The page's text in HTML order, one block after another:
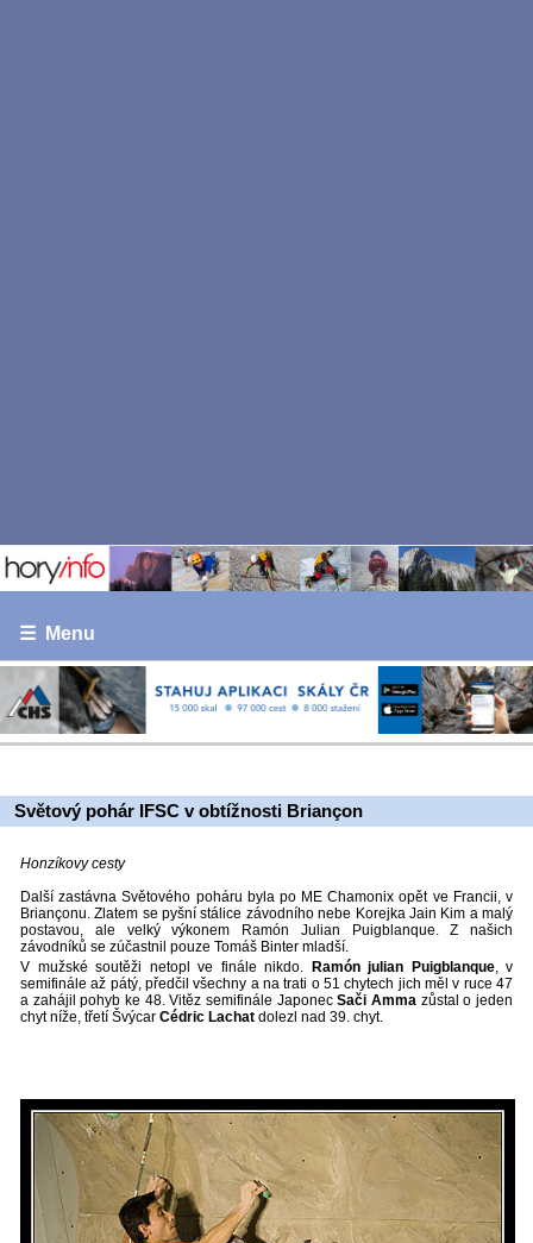
☰ Menu
Světový pohár IFSC v obtížnosti Briançon
Honzíkovy cesty
Další zastávna Světového poháru byla po ME Chamonix opět ve Francii, v
Briançonu. Zlatem se pyšní stálice závodního nebe Korejka Jain Kim a malý
postavou, ale velký výkonem Ramón Julian Puigblanque. Z našich
závodníků se zúčastnil pouze Tomáš Binter mladší.
V mužské soutěži netopl ve finále nikdo.
Ramón julian Puigblanque, v
semifinále až pátý, předčil všechny a na trati o 51 chytech jich měl v ruce 47
a zahájil pohyb ke 48. Vitěz semifinále JaponecSači Amma zůstal o jeden
chyt níže, třetí Švýcar Cédric Lachat dolezl nad 39. chyt.